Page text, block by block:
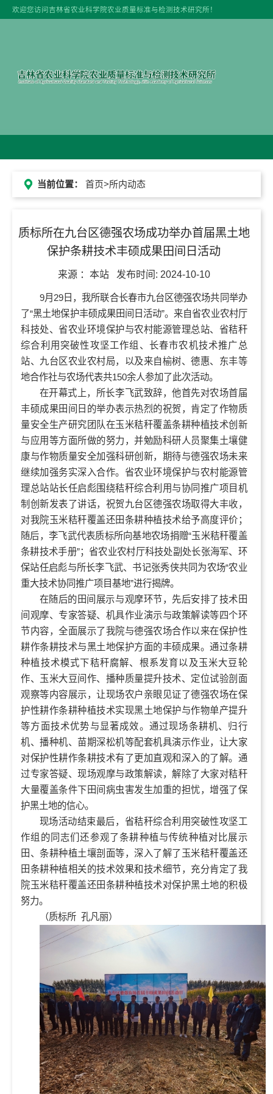
欢迎您访问吉林省农业科学院农业质量标准与检测技术研究所！
当前位置： 首页>所内动态
质标所在九台区德强农场成功举办首届黑土地
保护条耕技术丰硕成果田间日活动
来源 ： 本站 发布时间: 2024-10-10
9月29日，我所联合长春市九台区德强农场共同举办
了“黑土地保护丰硕成果田间日活动”。来自省农业农村厅
科技处、省农业环境保护与农村能源管理总站、省秸秆
综合利用突破性攻坚工作组、长春市农机技术推广总
站、九台区农业农村局，以及来自榆树、德惠、东丰等
地合作社与农场代表共150余人参加了此次活动。
在开幕式上，所长李飞武致辞，他首先对农场首届
丰硕成果田间日的举办表示热烈的祝贺，肯定了作物质
量安全生产研究团队在玉米秸秆覆盖条耕种植技术创新
与应用等方面所做的努力，并勉励科研人员聚集土壤健
康与作物质量安全加强科研创新，期待与德强农场未来
继续加强务实深入合作。省农业环境保护与农村能源管
理总站站长任启彪围绕秸秆综合利用与协同推广项目机
制创新发表了讲话，祝贺九台区德强农场取得大丰收，
对我院玉米秸秆覆盖还田条耕种植技术给予高度评价；
随后，李飞武代表质标所向基地农场捐赠“玉米秸秆覆盖
条耕技术手册”；省农业农村厅科技处副处长张海军、环
保站任启彪与所长李飞武、书记张秀侠共同为农场“农业
重大技术协同推广项目基地”进行揭牌。
在随后的田间展示与观摩环节，先后安排了技术田
间观摩、专家答疑、机具作业演示与政策解读等四个环
节内容，全面展示了我院与德强农场合作以来在保护性
耕作条耕技术与黑土地保护方面的丰硕成果。通过条耕
种植技术模式下秸秆腐解、根系发育以及玉米大豆轮
作、玉米大豆间作、播种质量提升技术、定位试验剖面
观察等内容展示，让现场农户亲眼见证了德强农场在保
护性耕作条耕种植技术实现黑土地保护与作物单产提升
等方面技术优势与显著成效。通过现场条耕机、归行
机、播种机、苗期深松机等配套机具演示作业，让大家
对保护性耕作条耕技术有了更加直观和深入的了解。通
过专家答疑、现场观摩与政策解读，解除了大家对秸秆
大量覆盖条件下田间病虫害发生加重的担忧，增强了保
护黑土地的信心。
现场活动结束最后，省秸秆综合利用突破性攻坚工
作组的同志们还参观了条耕种植与传统种植对比展示
田、条耕种植土壤剖面等，深入了解了玉米秸秆覆盖还
田条耕种植相关的技术效果和技术细节，充分肯定了我
院玉米秸秆覆盖还田条耕种植技术对保护黑土地的积极
努力。
（质标所 孔凡丽）